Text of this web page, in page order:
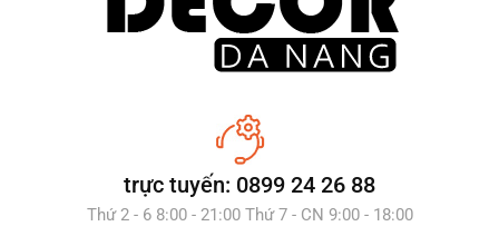
trực tuyến: 0899 24 26 88
Thứ 2 - 6 8:00 - 21:00 Thứ 7 - CN 9:00 - 18:00